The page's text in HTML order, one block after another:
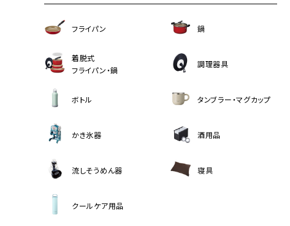
フライパン 鍋
着脱式
フライパン・鍋
調理器具
ボトル タンブラー・マグカップ
かき氷器 酒用品
流しそうめん器 寝具
クールケア用品